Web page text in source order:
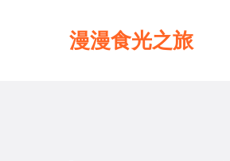
漫漫食光之旅